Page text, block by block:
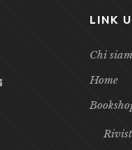
LINK
Chi
Home